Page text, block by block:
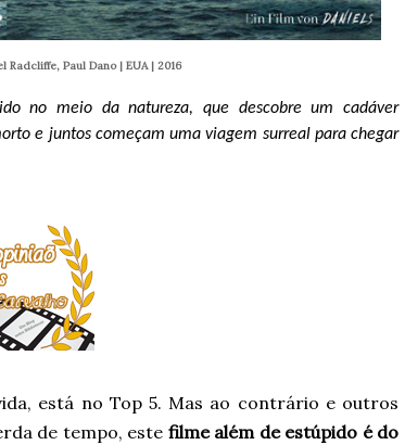
Paul Dano | EUA | 2016
no meio da natureza, que descobre um cadáver
e juntos começam uma viagem surreal para chegar
está no Top 5. Mas ao contrário e outros
de tempo, este filme além de estúpido é do